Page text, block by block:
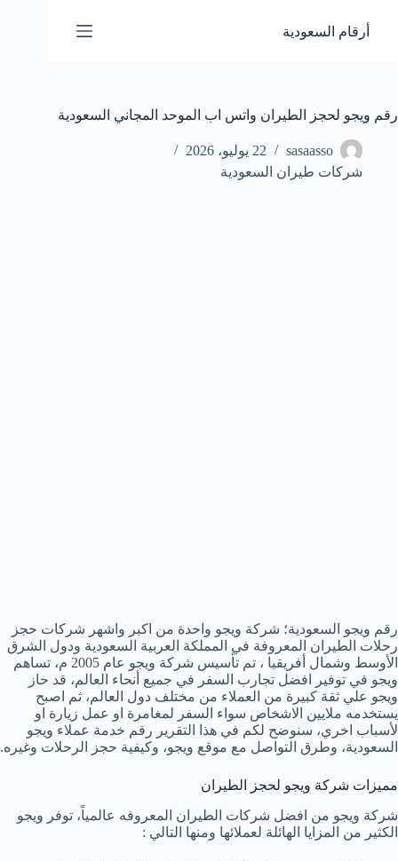
المحتوى
أرقام السعودية
رقم ويجو لحجز الطيران واتس اب الموحد المجاني السعودية
sasaasso
22 يوليو، 2026
شركات طيران السعودية
رقم ويجو السعودية؛ شركة ويجو واحدة من اكبر واشهر شركات حجز
رحلات الطيران المعروفة في المملكة العربية السعودية ودول الشرق
الأوسط وشمال أفريقيا ، تم تأسيس شركة ويجو عام 2005 م، تساهم
ويجو في توفير افضل تجارب السفر في جميع أنحاء العالم، قد حاز
ويجو علي ثقة كبيرة من العملاء من مختلف دول العالم، ثم اصبح
يستخدمه ملايين الاشخاص سواء السفر لمغامرة او عمل زيارة او
لأسباب اخري، سنوضح لكم في هذا التقرير رقم خدمة عملاء ويجو
السعودية، وطرق التواصل مع موقع ويجو، وكيفية حجز الرحلات وغيره.
مميزات شركة ويجو لحجز الطيران
شركة ويجو من افضل شركات الطيران المعروفه عالمياً، توفر ويجو
الكثير من المزايا الهائلة لعملائها ومنها التالي :